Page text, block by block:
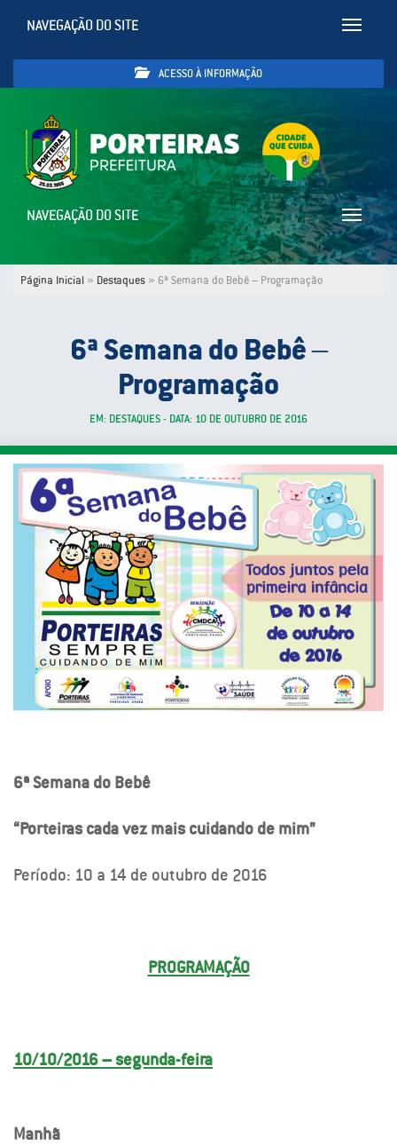
Toggle
NAVEGAÇÃO DO SITE
ACESSO À INFORMAÇÃO
Toggle
NAVEGAÇÃO DO SITE
Página Inicial » Destaques » 6ª Semana do Bebê – Programação
6ª Semana do Bebê –
Programação
EM: DESTAQUES - DATA: 10 DE OUTUBRO DE 2016
6ª Semana do Bebê
“Porteiras cada vez mais cuidando de mim”
Período: 10 a 14 de outubro de 2016
PROGRAMAÇÃO
10/10/2016 – segunda-feira
Manhã